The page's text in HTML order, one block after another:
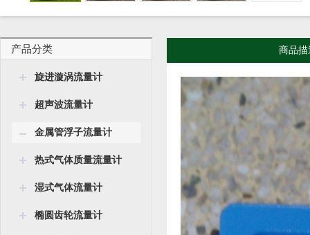
产品分类
旋进漩涡流量计
超声波流量计
金属管浮子流量计
热式气体质量流量计
湿式气体流量计
椭圆齿轮流量计
商品描